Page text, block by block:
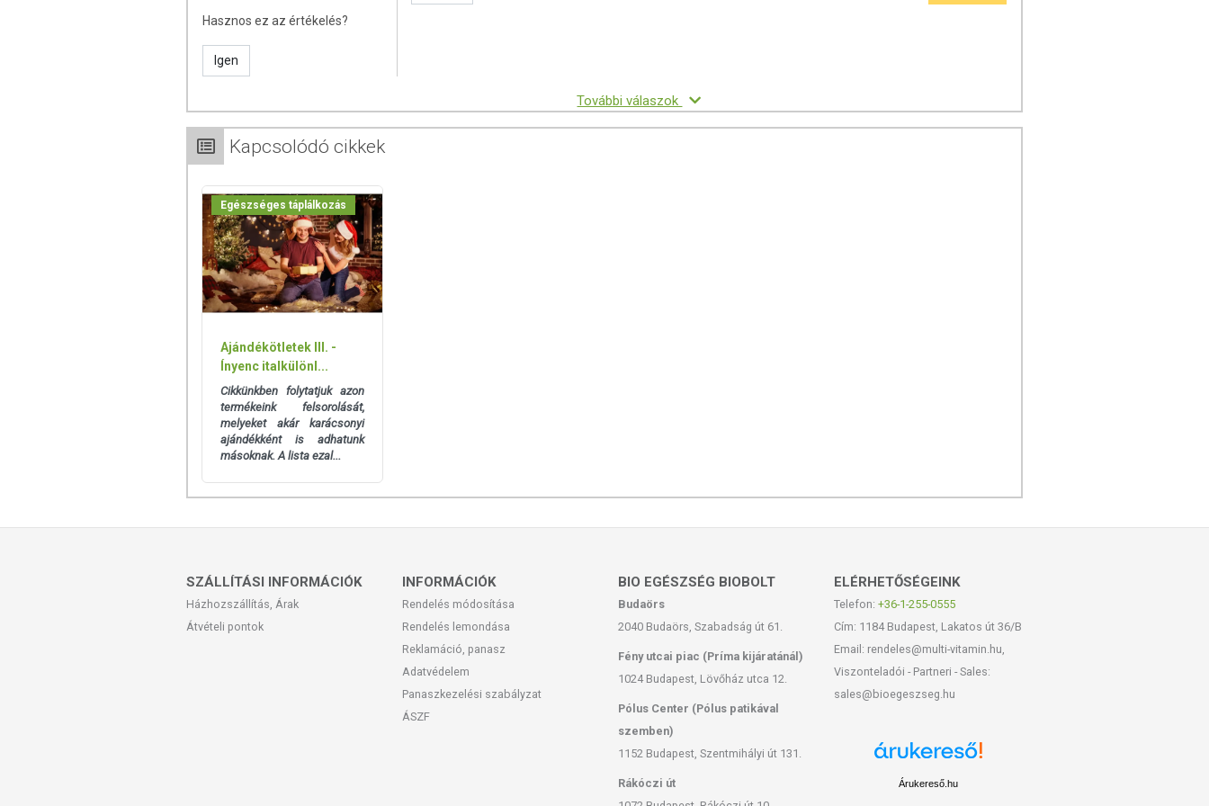
Hasznos ez az értékelés?
Igen
További válaszok
Kapcsolódó cikkek
Egészséges táplálkozás
Ajándékötletek III. -
Ínyenc italkülönl...
Cikkünkben folytatjuk azon
termékeink felsorolását,
melyeket akár karácsonyi
ajándékként is adhatunk
másoknak. A lista ezal...
SZÁLLÍTÁSI INFORMÁCIÓK
Házhozszállítás, Árak
Átvételi pontok
INFORMÁCIÓK
Rendelés módosítása
Rendelés lemondása
Reklamáció, panasz
Adatvédelem
Panaszkezelési szabályzat
ÁSZF
BIO EGÉSZSÉG BIOBOLT
Budaörs
2040 Budaörs, Szabadság út 61.
Fény utcai piac (Príma kijáratánál)
1024 Budapest, Lövőház utca 12.
Pólus Center (Pólus patikával
szemben)
1152 Budapest, Szentmihályi út 131.
Rákóczi út
ELÉRHETŐSÉGEINK
Telefon: +36-1-255-0555
Cím: 1184 Budapest, Lakatos út 36/B
Email: rendeles@multi-vitamin.hu,
Viszonteladói - Partneri - Sales:
sales@bioegeszseg.hu
Árukereső.hu